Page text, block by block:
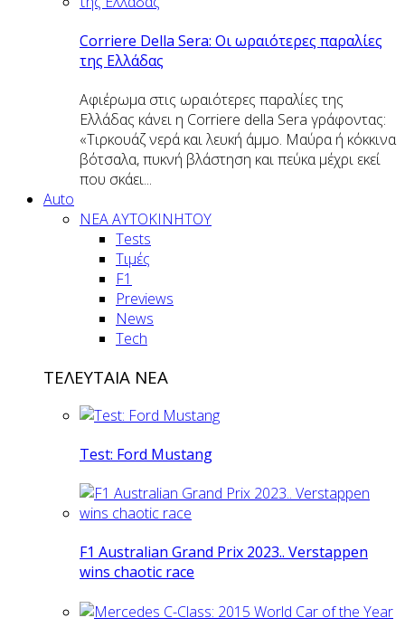
Corriere Della Sera: Οι ωραιότερες παραλίες
της Ελλάδας
Αφιέρωμα στις ωραιότερες παραλίες της
Ελλάδας κάνει η Corriere della Sera γράφοντας:
«Τιρκουάζ νερά και λευκή άμμο. Μαύρα ή κόκκινα
βότσαλα, πυκνή βλάστηση και πεύκα μέχρι εκεί
που σκάει...
Auto
NEA AYTOKINHTOY
Tests
Τιμές
F1
Previews
News
Tech
ΤΕΛΕΥΤΑΙΑ ΝΕΑ
Test: Ford Mustang
F1 Australian Grand Prix 2023.. Verstappen
wins chaotic race